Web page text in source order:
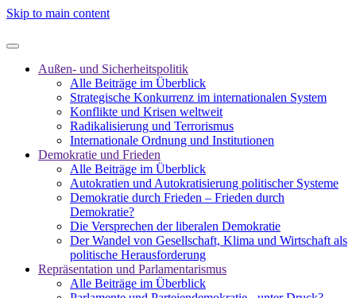
Skip to main content
Außen- und Sicherheitspolitik
Alle Beiträge im Überblick
Strategische Konkurrenz im internationalen System
Konflikte und Krisen weltweit
Radikalisierung und Terrorismus
Internationale Ordnung und Institutionen
Demokratie und Frieden
Alle Beiträge im Überblick
Autokratien und Autokratisierung politischer Systeme
Demokratie durch Frieden – Frieden durch
Demokratie?
Die Versprechen der liberalen Demokratie
Der Wandel von Gesellschaft, Klima und Wirtschaft als
politische Herausforderung
Repräsentation und Parlamentarismus
Alle Beiträge im Überblick